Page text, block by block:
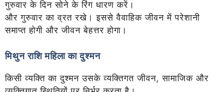
गुरुवार के दिन सोने के रिंग धारण करें।
और गुरुवार का व्रत रखे। इससे वैवाहिक जीवन में परेशानी
समाप्त होगी और जीवन बेहत्तर होगा।
मिथुन राशि महिला का दुश्मन
किसी व्यक्ति का दुश्मन उसके व्यक्तिगत जीवन, सामाजिक और